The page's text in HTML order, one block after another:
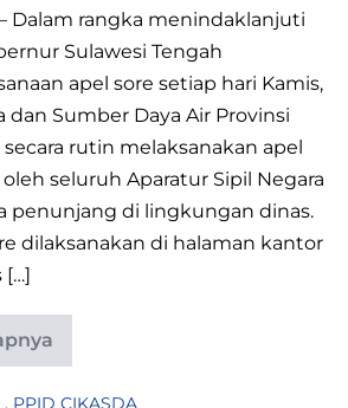
Dalam rangka menindaklanjuti
Sulawesi Tengah
apel sore setiap hari Kamis,
dan Sumber Daya Air Provinsi
secara rutin melaksanakan apel
seluruh Aparatur Sipil Negara
penunjang di lingkungan dinas.
dilaksanakan di halaman kantor
[…]
, PPID CIKASDA